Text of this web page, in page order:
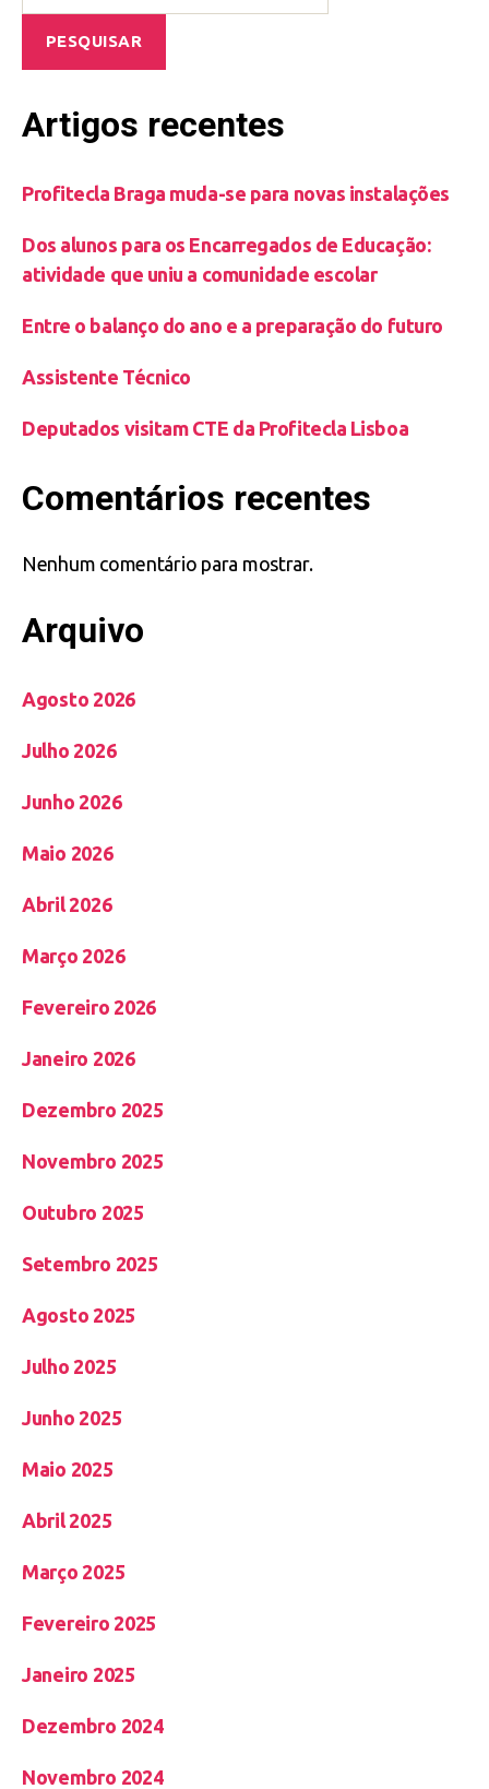
PESQUISAR
Artigos recentes
Profitecla Braga muda-se para novas instalações
Dos alunos para os Encarregados de Educação:
atividade que uniu a comunidade escolar
Entre o balanço do ano e a preparação do futuro
Assistente Técnico
Deputados visitam CTE da Profitecla Lisboa
Comentários recentes
Nenhum comentário para mostrar.
Arquivo
Agosto 2026
Julho 2026
Junho 2026
Maio 2026
Abril 2026
Março 2026
Fevereiro 2026
Janeiro 2026
Dezembro 2025
Novembro 2025
Outubro 2025
Setembro 2025
Agosto 2025
Julho 2025
Junho 2025
Maio 2025
Abril 2025
Março 2025
Fevereiro 2025
Janeiro 2025
Dezembro 2024
Novembro 2024